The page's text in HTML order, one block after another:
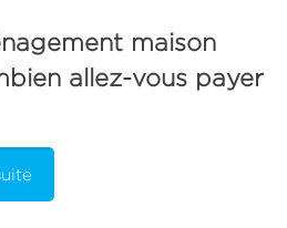
maison
allez-vous payer